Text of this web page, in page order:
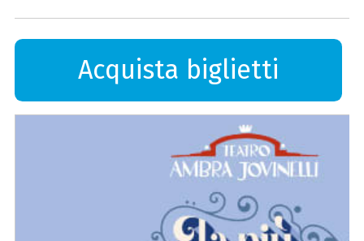
Acquista biglietti